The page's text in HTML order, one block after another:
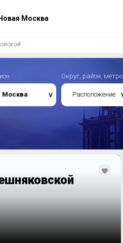
Новая Москва
Москва
Округ, район, метро
Расположение